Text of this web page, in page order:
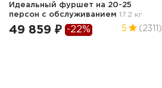
Идеальный фуршет на 20-25
персон с обслуживанием17.2 кг
49 859 ₽ -22% 5 (2311)